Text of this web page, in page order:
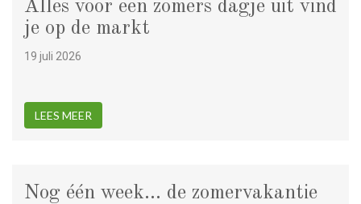
Alles voor een zomers dagje uit vind
je op de markt
19 juli 2026
LEES MEER
Nog één week... de zomervakantie